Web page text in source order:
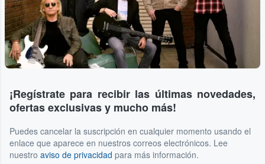
¡Regístrate para recibir las últimas novedades,
ofertas exclusivas y mucho más!
Puedes cancelar la suscripción en cualquier momento usando el
enlace que aparece en nuestros correos electrónicos. Lee
nuestro aviso de privacidad para más información.